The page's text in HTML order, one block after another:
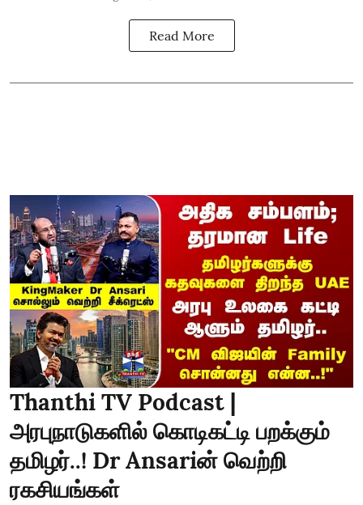
Read More
Thanthi TV Podcast |
அரபுநாடுகளில் கொடிகட்டி பறக்கும்
தமிழர்..! Dr Ansariன் வெற்றி
ரகசியங்கள்